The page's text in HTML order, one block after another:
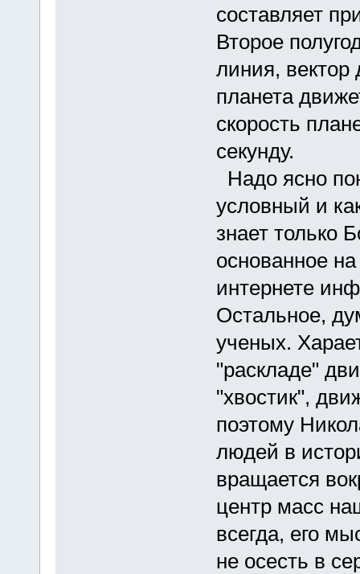
составляет
Второе
линия, вектор
планета
скорость
секунду.
Надо ясно
условный и
знает только
основанное
интернете
Остальное,
ученых.
"раскладе"
"хвостик",
поэтому
людей в
вращается
центр масс
всегда, его
не осесть в